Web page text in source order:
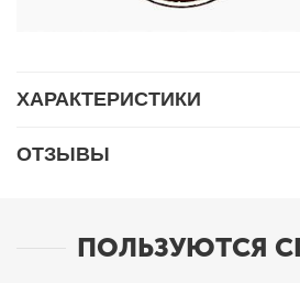
ХАРАКТЕРИСТИКИ
ОТЗЫВЫ
ПОЛЬЗУЮТСЯ